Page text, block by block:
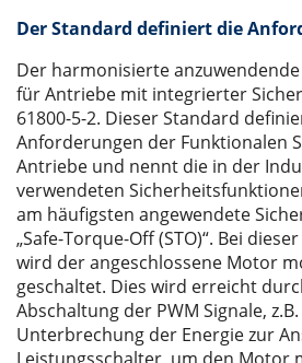
Der Standard definiert die
Der harmonisierte
für Antriebe mit integrierter
61800-5-2. Dieser Standard
Anforderungen der Funktionalen
Antriebe und nennt die in der
verwendeten
am häufigsten angewendete
„Safe-Torque-Off (STO)“. Bei
wird der angeschlossene Motor
geschaltet. Dies wird erreicht
Abschaltung der PWM Signale,
Unterbrechung der Energie zur